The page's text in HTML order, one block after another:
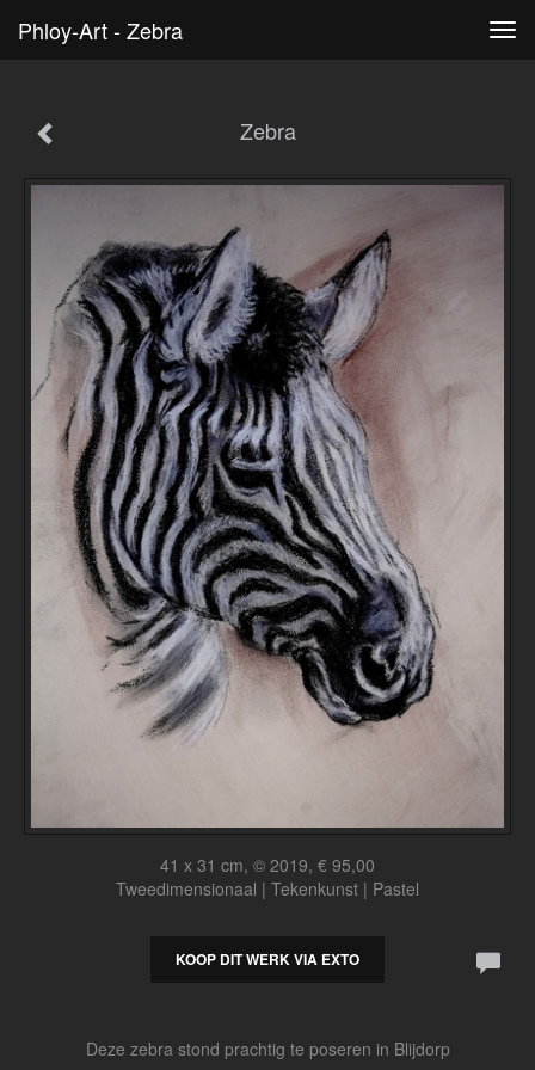
Phloy-Art - Zebra
Zebra
41 x 31 cm, © 2019, € 95,00
Tweedimensionaal | Tekenkunst | Pastel
KOOP DIT WERK VIA EXTO
Deze zebra stond prachtig te poseren in Blijdorp